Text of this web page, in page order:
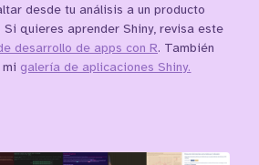
desde tu análisis a un producto
quieres aprender Shiny, revisa este
desarrollo de apps con R. También
galería de aplicaciones Shiny.